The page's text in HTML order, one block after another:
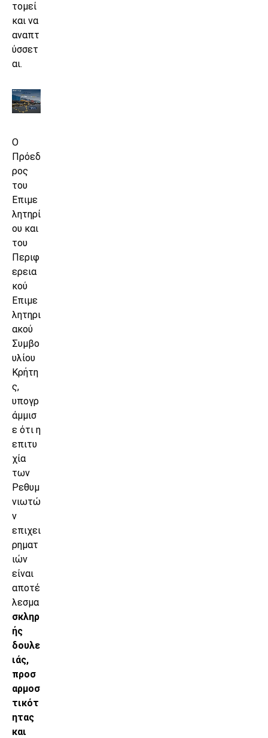
τομεί
και να
αναπτ
ύσσετ
αι.
Ο
Πρόεδ
ρος
του
Επιμε
λητηρί
ου και
του
Περιφ
ερεια
κού
Επιμε
λητηρι
ακού
Συμβο
υλίου
Κρήτη
ς,
υπογρ
άμμισ
ε ότι η
επιτυ
χία
των
Ρεθυμ
νιωτώ
ν
επιχει
ρηματ
ιών
είναι
αποτέ
λεσμα
σκληρ
ής
δουλε
ιάς,
προσ
αρμοσ
τικότ
ητας
και